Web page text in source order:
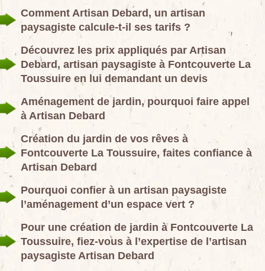
Comment Artisan Debard, un artisan
paysagiste calcule-t-il ses tarifs ?
Découvrez les prix appliqués par Artisan
Debard, artisan paysagiste à Fontcouverte La
Toussuire en lui demandant un devis
Aménagement de jardin, pourquoi faire appel
à Artisan Debard
Création du jardin de vos rêves à
Fontcouverte La Toussuire, faites confiance à
Artisan Debard
Pourquoi confier à un artisan paysagiste
l’aménagement d’un espace vert ?
Pour une création de jardin à Fontcouverte La
Toussuire, fiez-vous à l’expertise de l’artisan
paysagiste Artisan Debard